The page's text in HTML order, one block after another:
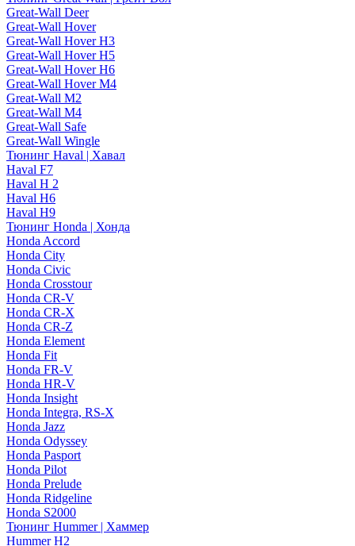
Great-Wall Deer
Great-Wall Hover
Great-Wall Hover H3
Great-Wall Hover H5
Great-Wall Hover H6
Great-Wall Hover M4
Great-Wall M2
Great-Wall M4
Great-Wall Safe
Great-Wall Wingle
Тюнинг Haval | Хавал
Haval F7
Haval H 2
Haval H6
Haval H9
Тюнинг Honda | Хонда
Honda Accord
Honda City
Honda Civic
Honda Crosstour
Honda CR-V
Honda CR-X
Honda CR-Z
Honda Element
Honda Fit
Honda FR-V
Honda HR-V
Honda Insight
Honda Integra, RS-X
Honda Jazz
Honda Odyssey
Honda Pasport
Honda Pilot
Honda Prelude
Honda Ridgeline
Honda S2000
Тюнинг Hummer | Хаммер
Hummer H2